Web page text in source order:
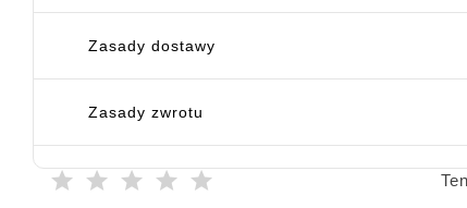
Zasady dostawy
Zasady zwrotu